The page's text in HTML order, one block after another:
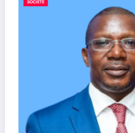
SOCIÉTÉ